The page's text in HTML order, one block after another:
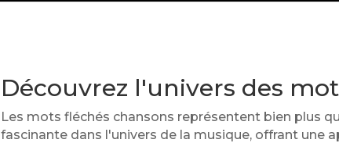
Découvrez l'univers des
Les mots fléchés chansons représentent bien plus
fascinante dans l'univers de la musique, offrant une